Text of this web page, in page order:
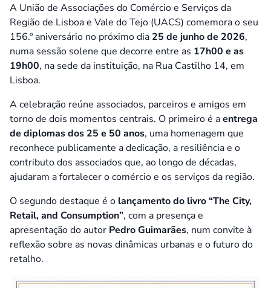
A União de Associações do Comércio e Serviços da
Região de Lisboa e Vale do Tejo (UACS) comemora o seu
156.º aniversário no próximo dia 25 de junho de 2026,
numa sessão solene que decorre entre as 17h00 e as
19h00, na sede da instituição, na Rua Castilho 14, em
Lisboa.
A celebração reúne associados, parceiros e amigos em
torno de dois momentos centrais. O primeiro é aentrega
de diplomas dos 25 e 50 anos, uma homenagem que
reconhece publicamente a dedicação, a resiliência e o
contributo dos associados que, ao longo de décadas,
ajudaram a fortalecer o comércio e os serviços da região.
O segundo destaque é o lançamento do livro “The City,
Retail, and Consumption”, com a presença e
apresentação do autor Pedro Guimarães, num convite à
reflexão sobre as novas dinâmicas urbanas e o futuro do
retalho.